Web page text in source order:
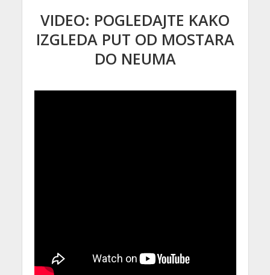
VIDEO: POGLEDAJTE KAKO
IZGLEDA PUT OD MOSTARA
DO NEUMA